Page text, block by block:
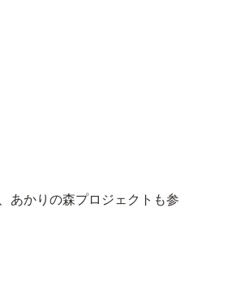
あかりの森プロジェクトも参